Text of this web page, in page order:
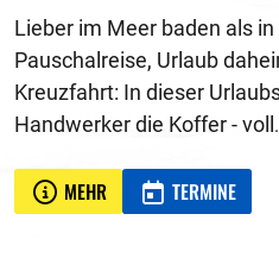
Lieber im Meer baden als
Pauschalreise, Urlaub
Kreuzfahrt: In dieser
Handwerker die Koffer - voll
MEHR TERMINE